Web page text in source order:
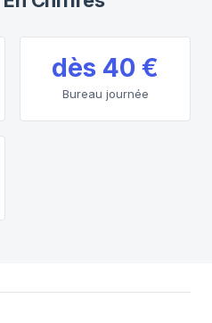
dès 40 €
Bureau journée